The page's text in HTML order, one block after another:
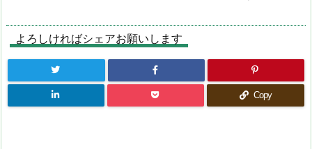
よろしければシェアお願いします
Copy